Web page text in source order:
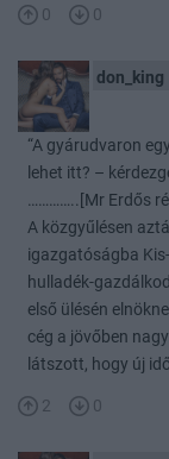
0 0
don_king
“A gyárudvaron
lehet itt? –
…………..[Mr Erdős
A közgyűlésen
igazgatóságba
hulladék-
első ülésén
cég a jövőben
látszott, hogy új
2 0